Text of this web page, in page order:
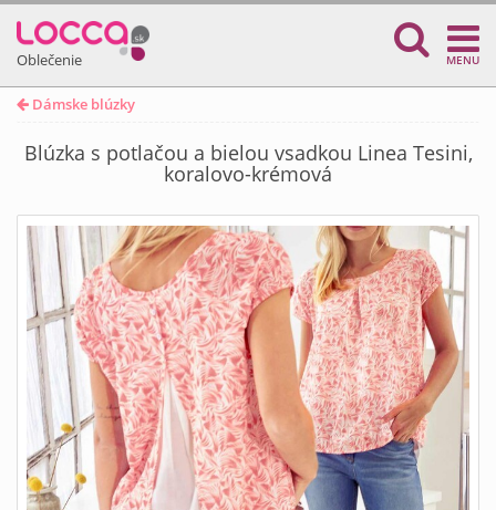
Oblečenie MENU
Dámske blúzky
Blúzka s potlačou a bielou vsadkou Linea Tesini,
koralovo-krémová